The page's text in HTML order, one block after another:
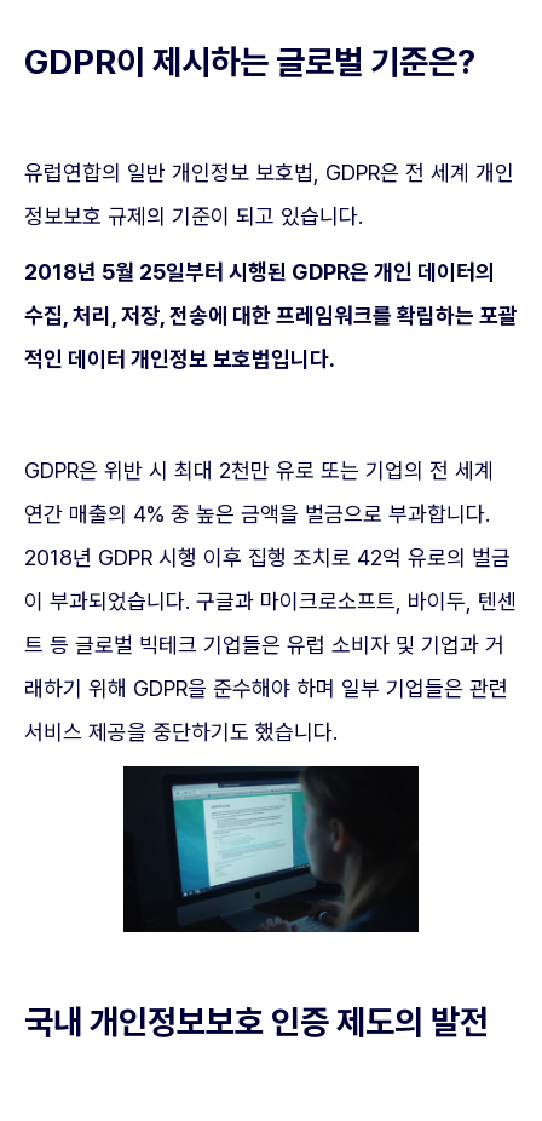
GDPR이 제시하는 글로벌 기준은?
유럽연합의 일반 개인정보 보호법, GDPR은 전 세계 개인
정보보호 규제의 기준이 되고 있습니다.
2018년 5월 25일부터 시행된 GDPR은 개인 데이터의
수집, 처리, 저장, 전송에 대한 프레임워크를 확립하는 포괄
적인 데이터 개인정보 보호법입니다.
GDPR은 위반 시 최대 2천만 유로 또는 기업의 전 세계
연간 매출의 4% 중 높은 금액을 벌금으로 부과합니다.
2018년 GDPR 시행 이후 집행 조치로 42억 유로의 벌금
이 부과되었습니다. 구글과 마이크로소프트, 바이두, 텐센
트 등 글로벌 빅테크 기업들은 유럽 소비자 및 기업과 거
래하기 위해 GDPR을 준수해야 하며 일부 기업들은 관련
서비스 제공을 중단하기도 했습니다.
국내 개인정보보호 인증 제도의 발전